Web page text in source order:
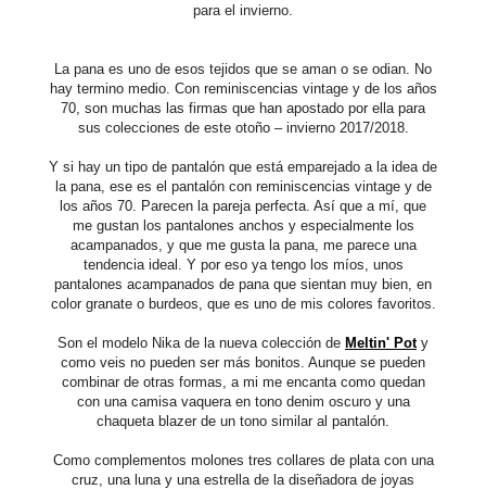
para el invierno.
La pana es uno de esos tejidos que se aman o se odian. No
hay termino medio. Con reminiscencias vintage y de los años
70, son muchas las firmas que han apostado por ella para
sus colecciones de este otoño – invierno 2017/2018.
Y si hay un tipo de pantalón que está emparejado a la idea de
la pana, ese es el pantalón con reminiscencias vintage y de
los años 70. Parecen la pareja perfecta. Así que a mí, que
me gustan los pantalones anchos y especialmente los
acampanados, y que me gusta la pana, me parece una
tendencia ideal. Y por eso ya tengo los míos, unos
pantalones acampanados de pana que sientan muy bien, en
color granate o burdeos, que es uno de mis colores favoritos.
Son el modelo Nika de la nueva colección de Meltin' Poty
como veis no pueden ser más bonitos. Aunque se pueden
combinar de otras formas, a mi me encanta como quedan
con una camisa vaquera en tono denim oscuro y una
chaqueta blazer de un tono similar al pantalón.
Como complementos molones tres collares de plata con una
cruz, una luna y una estrella de la diseñadora de joyas